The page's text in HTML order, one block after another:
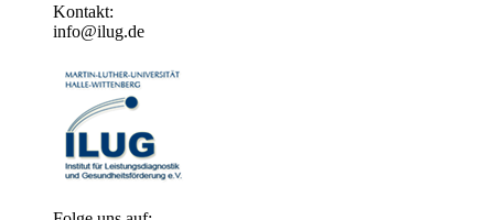
Kontakt:
info@ilug.de